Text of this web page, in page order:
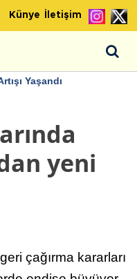
Künye İletişim
Yaşandı
yeni
çağırma kararları